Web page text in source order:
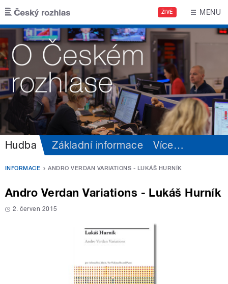
Přejít k hlavnímu obsahu
ŽIVĚ MENU
Hudba Základní informace Více…
INFORMACE ANDRO VERDAN VARIATIONS - LUKÁŠ HURNÍK
Andro Verdan Variations - Lukáš Hurník
2. červen 2015